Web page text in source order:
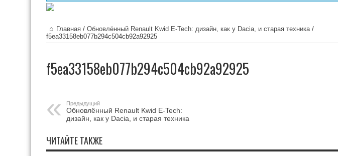
Главная / Обновлённый Renault Kwid E-Tech: дизайн, как у Dacia, и старая техника/
f5ea33158eb077b294c504cb92a92925
f5ea33158eb077b294c504cb92a92925
Предыдущий
Обновлённый Renault Kwid E-Tech:
дизайн, как у Dacia, и старая техника
ЧИТАЙТЕ ТАКЖЕ